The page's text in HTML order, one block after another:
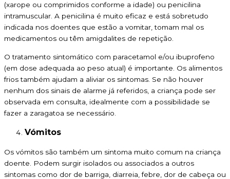
(xarope ou comprimidos conforme a idade) ou penicilina
intramuscular. A penicilina é muito eficaz e está sobretudo
indicada nos doentes que estão a vomitar, tomam mal os
medicamentos ou têm amigdalites de repetição.
O tratamento sintomático com paracetamol e/ou ibuprofeno
(em dose adequada ao peso atual) é importante. Os alimentos
frios também ajudam a aliviar os sintomas. Se não houver
nenhum dos sinais de alarme já referidos, a criança pode ser
observada em consulta, idealmente com a possibilidade se
fazer a zaragatoa se necessário.
Vómitos
Os vómitos são também um sintoma muito comum na criança
doente. Podem surgir isolados ou associados a outros
sintomas como dor de barriga, diarreia, febre, dor de cabeça ou